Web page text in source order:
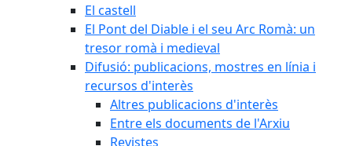
El castell
El Pont del Diable i el seu Arc Romà: un
tresor romà i medieval
Difusió: publicacions, mostres en línia i
recursos d'interès
Altres publicacions d'interès
Entre els documents de l'Arxiu
Revistes